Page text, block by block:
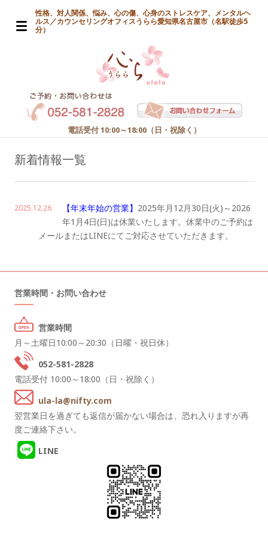
性格、対人関係、悩み、心の傷、心身のストレスケア、メンタルヘ
ルス／カウンセリングオフィスうらら愛知県名古屋市（名駅徒歩5
分）
電話受付 10:00～18:00（日・祝除く）
新着情報一覧
2025.12.26 【年末年始の営業】 2025年月12月30日(火)～2026
年1月4日(日)は休業いたします。休業中のご予約は
メールまたはLINEにてご対応させていただきます。
営業時間・お問い合わせ
営業時間
月～土曜日10:00～20:30（日曜・祝日休）
052-581-2828
電話受付 10:00～18:00（日・祝除く）
ula-la@nifty.com
翌営業日を過ぎても返信が届かない場合は、恐れ入りますが再
度ご連絡下さい。
LINE